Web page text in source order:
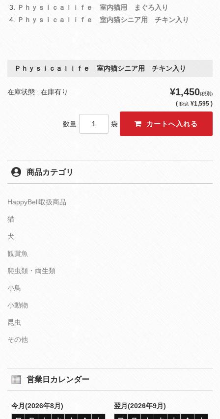
Ｐｈｙｓｉｃａｌｉｆｅ 室内猫用 まぐろ入り
Ｐｈｙｓｉｃａｌｉｆｅ 室内猫シニア用 チキン入り
Ｐｈｙｓｉｃａｌｉｆｅ 室内猫シニア用 チキン入り
在庫状態 : 在庫有り ¥1,450(税別)
( 税込 ¥1,595 )
数量 袋
商品カテゴリ
HappyBell取扱商品
猫
犬
観賞魚
爬虫類・両生類
小鳥
小動物
昆虫
その他
営業日カレンダー
今月(2026年8月)
翌月(2026年9月)